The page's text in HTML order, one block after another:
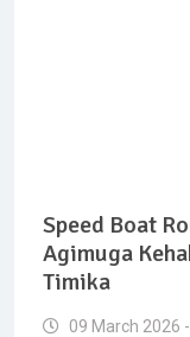
Speed Boat
Agimuga
Timika
09 March 2026